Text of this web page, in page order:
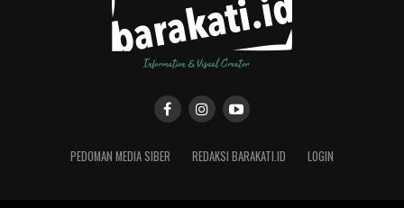
PEDOMAN MEDIA SIBER REDAKSI BARAKATI.ID LOGIN